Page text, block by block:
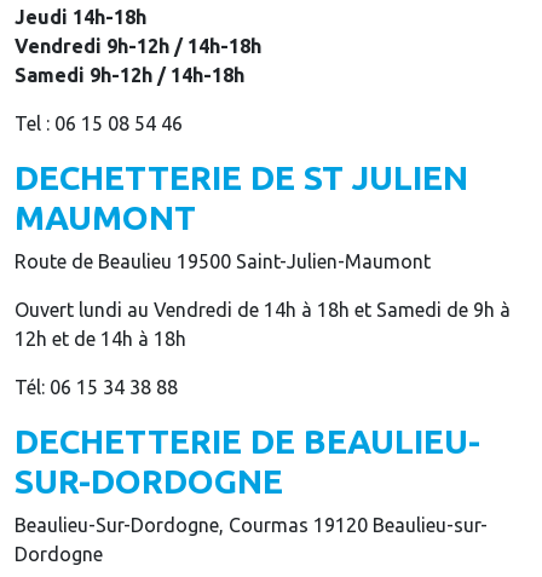
Jeudi 14h-18h
Vendredi 9h-12h / 14h-18h
Samedi 9h-12h / 14h-18h
Tel : 06 15 08 54 46
DECHETTERIE DE ST JULIEN
MAUMONT
Route de Beaulieu 19500 Saint-Julien-Maumont
Ouvert lundi au Vendredi de 14h à 18h et Samedi de 9h à
12h et de 14h à 18h
Tél: 06 15 34 38 88
DECHETTERIE DE BEAULIEU-
SUR-DORDOGNE
Beaulieu-Sur-Dordogne, Courmas 19120 Beaulieu-sur-
Dordogne